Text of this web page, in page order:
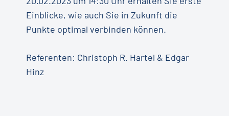
Einblicke, wie auch Sie in Zukunft die
Punkte optimal verbinden können.
Referenten: Christoph R. Hartel & Edgar
Hinz